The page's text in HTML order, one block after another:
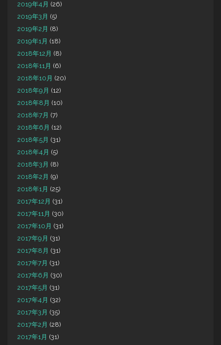
2019年4月 (26)
2019年3月 (5)
2019年2月 (8)
2019年1月 (18)
2018年12月 (8)
2018年11月 (6)
2018年10月 (20)
2018年9月 (12)
2018年8月 (10)
2018年7月 (7)
2018年6月 (12)
2018年5月 (31)
2018年4月 (5)
2018年3月 (8)
2018年2月 (9)
2018年1月 (25)
2017年12月 (31)
2017年11月 (30)
2017年10月 (31)
2017年9月 (31)
2017年8月 (31)
2017年7月 (31)
2017年6月 (30)
2017年5月 (31)
2017年4月 (32)
2017年3月 (35)
2017年2月 (28)
2017年1月 (31)